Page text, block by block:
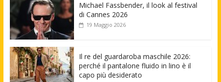
Michael Fassbender, il look al festival
di Cannes 2026
19 Maggio 2026
Il re del guardaroba maschile 2026:
perché il pantalone fluido in lino è il
capo più desiderato